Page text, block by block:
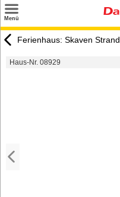
Menü
Urlaubsziele
Ferienhaus: Skaven Strand
Haus-Nr. 08929